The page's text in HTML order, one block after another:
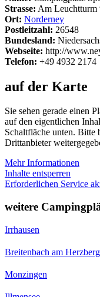
Strasse: Am Leuchtturm
Ort: Norderney
Postleitzahl: 26548
Bundesland:
Webseite: http://
Telefon: +49 4932 2174
auf der Karte
Sie sehen gerade einen
auf den eigentlichen
Schaltfläche unten. Bitte
Drittanbieter
Mehr Informationen
Inhalte entsperren
Erforderlichen Service
weitere
Irrhausen
Breitenbach am Herzberg
Monzingen